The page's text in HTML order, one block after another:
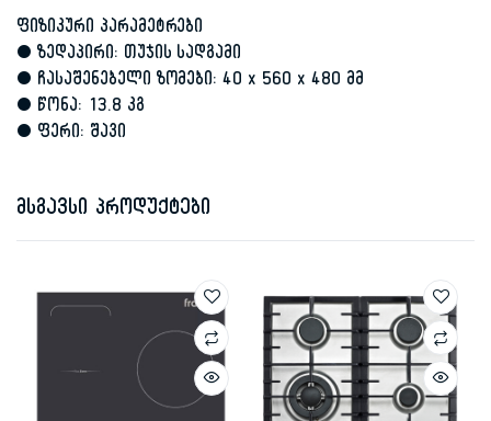
ფიზიკური პარამეტრები
• ზედაპირი: თუჯის სადგამი
• ჩასაშენებელი ზომები: 40 x 560 x 480 მმ
• წონა: 13.8 კგ
• ფერი: შავი
მსგავსი პროდუქტები